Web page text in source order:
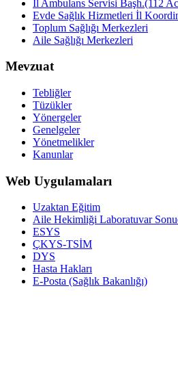
İl Ambulans Servisi Başh.(112
Evde Sağlık Hizmetleri İl
Toplum Sağlığı Merkezleri
Aile Sağlığı Merkezleri
Mevzuat
Tebliğler
Tüzükler
Yönergeler
Genelgeler
Yönetmelikler
Kanunlar
Web Uygulamaları
Uzaktan Eğitim
Aile Hekimliği Laboratuvar
ESYS
ÇKYS-TSİM
DYS
Hasta Hakları
E-Posta (Sağlık Bakanlığı)